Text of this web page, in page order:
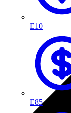
E10
E85